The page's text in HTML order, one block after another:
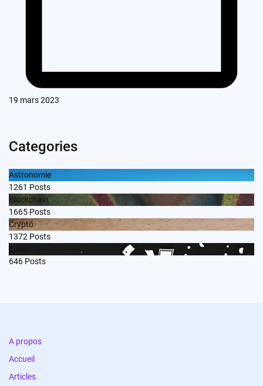
19 mars 2023
Categories
Astronomie
1261 Posts
Blockchain
1665 Posts
Crypto
1372 Posts
646 Posts
A propos
Accueil
Articles